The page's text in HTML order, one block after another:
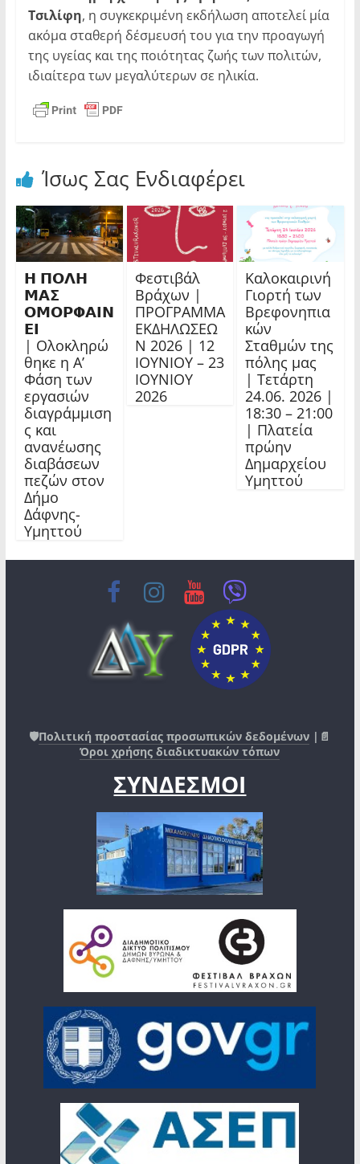
Τσιλίφη, η συγκεκριμένη εκδήλωση αποτελεί μία
ακόμα σταθερή δέσμευσή του για την προαγωγή
της υγείας και της ποιότητας ζωής των πολιτών,
ιδιαίτερα των μεγαλύτερων σε ηλικία.
Ίσως Σας Ενδιαφέρει
𝝜 𝝥𝝤𝝠𝝜
𝝡𝝖𝝨
𝝤𝝡𝝤𝝦𝝫𝝖𝝞𝝢
𝝚𝝞
| Ολοκληρώ
θηκε η Α’
Φάση των
εργασιών
διαγράμμιση
ς και
ανανέωσης
διαβάσεων
πεζών στον
Δήμο
Δάφνης-
Υμηττού
Φεστιβάλ
Βράχων |
ΠΡΟΓΡΑΜΜΑ
ΕΚΔΗΛΩΣΕΩ
Ν 2026 | 12
ΙΟΥΝΙΟΥ – 23
ΙΟΥΝΙΟΥ
2026
Καλοκαιρινή
Γιορτή των
Βρεφονηπια
κών
Σταθμών της
πόλης μας
| Τετάρτη
24.06. 2026 |
18:30 – 21:00
| Πλατεία
πρώην
Δημαρχείου
Υμηττού
🛡️Πολιτική προστασίας προσωπικών δεδομένων |📄
Όροι χρήσης διαδικτυακών τόπων
ΣΥΝΔΕΣΜΟΙ